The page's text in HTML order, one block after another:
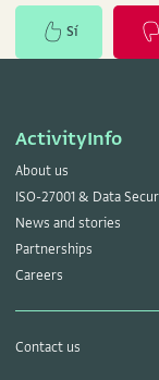
Sí
ActivityInfo
About us
ISO-27001 & Data
News and stories
Partnerships
Careers
Contact us